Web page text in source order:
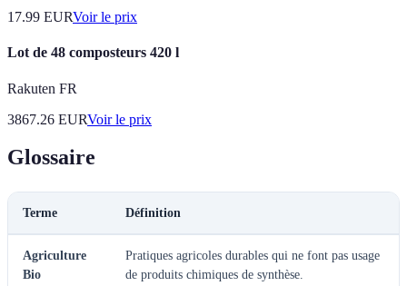
17.99 EURVoir le prix
Lot de 48 composteurs 420 l
Rakuten FR
3867.26 EURVoir le prix
Glossaire
Terme Définition
Agriculture
Bio
Pratiques agricoles durables qui ne font pas usage
de produits chimiques de synthèse.